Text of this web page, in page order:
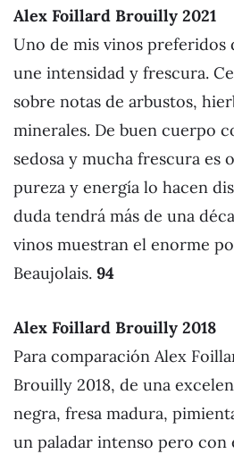
Alex Foillard Brouilly 2021
Uno de mis vinos preferidos
une intensidad y frescura.
sobre notas de arbustos,
minerales. De buen cuerpo
sedosa y mucha frescura es
pureza y energía lo hacen
duda tendrá más de una
vinos muestran el enorme
Beaujolais. 94
Alex Foillard Brouilly 2018
Para comparación Alex
Brouilly 2018, de una
negra, fresa madura,
un paladar intenso pero